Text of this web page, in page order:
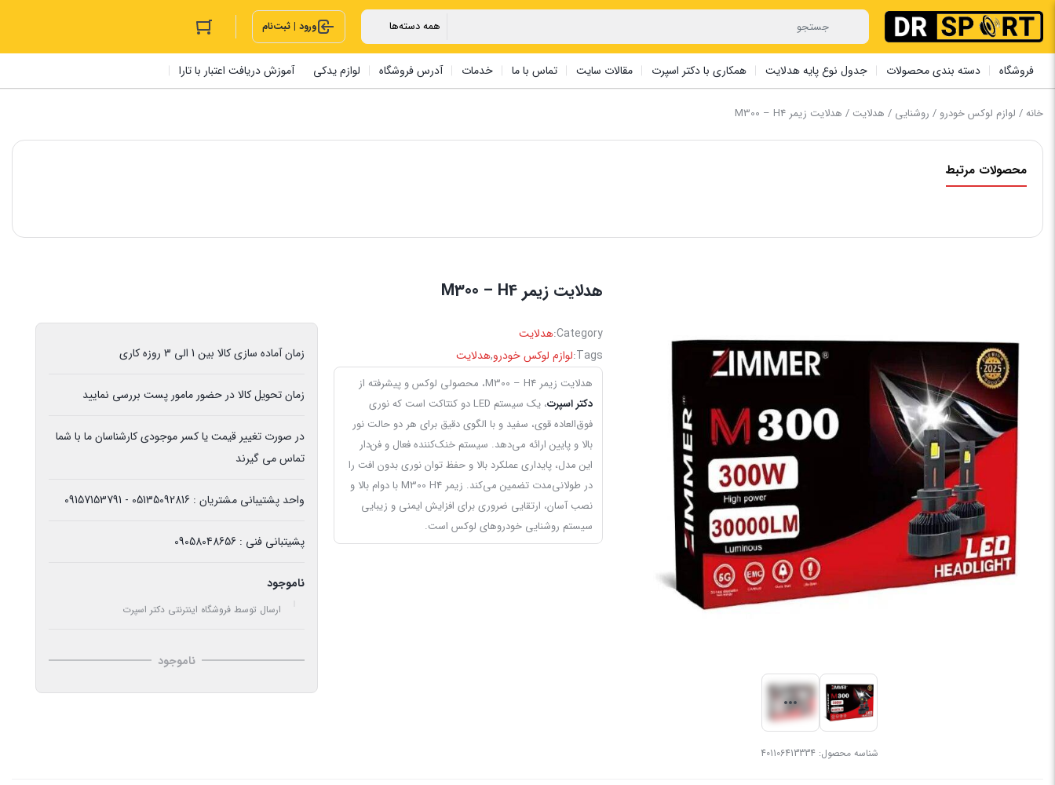
ورود | ثبت‌نام
فروشگاه دسته بندی محصولات جدول نوع پایه هدلایت همکاری با دکتر اسپرت مقالات سایت تماس با ما خدمات آدرس فروشگاه لوازم یدکی آموزش دریافت اعتبار با تارا
خانه/ لوازم لوکس خودرو / روشنایی / هدلایت / هدلایت ‏زیمر M300 – H4
محصولات مرتبط
شناسه محصول:401106413334
هدلایت ‏زیمر M300 – H4
Category:هدلایت
Tags: لوازم لوکس خودرو,هدلایت
هدلایت زیمر M300 – H4، محصولی لوکس و پیشرفته از
دکتر اسپرت
، یک سیستم LED دو کنتاکت است که نوری
فوق‌العاده قوی، سفید و با الگوی دقیق برای هر دو حالت نور
بالا و پایین ارائه می‌دهد. سیستم خنک‌کننده فعال و فن‌دار
این مدل، پایداری عملکرد بالا و حفظ توان نوری بدون افت را
در طولانی‌مدت تضمین می‌کند. زیمر M300 H4 با دوام بالا و
نصب آسان، ارتقایی ضروری برای افزایش ایمنی و زیبایی
سیستم روشنایی خودروهای لوکس است.
زمان آماده سازی کالا بین 1 الی 3 روزه کاری
زمان تحویل کالا در حضور مامور پست بررسی نمایید
در صورت تغییر قیمت یا کسر موجودی کارشناسان ما با شما
تماس می گیرند
واحد پشتیبانی مشتریان : 05135092816 - 09157153791
پشیتبانی فنی : 09058048656
ناموجود
ارسال توسط فروشگاه اینترنتی دکتر اسپرت
ناموجود